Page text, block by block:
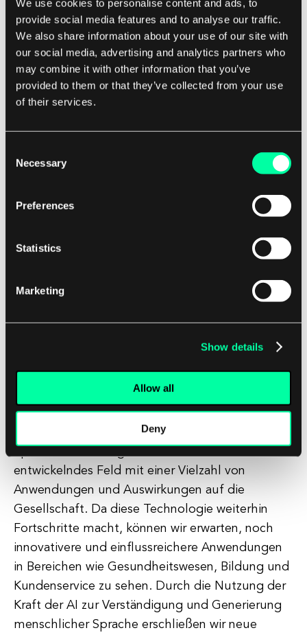
We use cookies to personalise content and ads, to
provide social media features and to analyse our traffic.
We also share information about your use of our site with
our social media, advertising and analytics partners who
may combine it with other information that you’ve
provided to them or that they’ve collected from your use
of their services.
Selection
Necessary
Preferences
Statistics
Marketing
Show details
Allow all
Deny
Eine der großen Herausforderungen in der AI-
gestützten Sprachverarbeitung besteht darin,
mit der Mehrdeutigkeit und Komplexität der
menschlichen Sprache umzugehen. Natürliche
Sprache ist voller Nuancen, Idiome und
kultureller Referenzen, die für Computer schwer
anspruchsvolle Algorithmen entwickelt, die
Sprache analysieren können.
Ein weiterer wichtiger Aspekt der AI-gestützten
generieren. Diese Technologie hat ein Niveau
Assistenten ermöglicht, die Gespräche mit
Benutzern führen können.
Insgesamt ist die AI-gestützte
entwickelndes Feld mit einer Vielzahl von
Anwendungen und Auswirkungen auf die
Gesellschaft. Da diese Technologie weiterhin
Fortschritte macht, können wir erwarten, noch
innovativere und einflussreichere Anwendungen
in Bereichen wie Gesundheitswesen, Bildung und
Kundenservice zu sehen. Durch die Nutzung der
Kraft der AI zur Verständigung und Generierung
menschlicher Sprache erschließen wir neue